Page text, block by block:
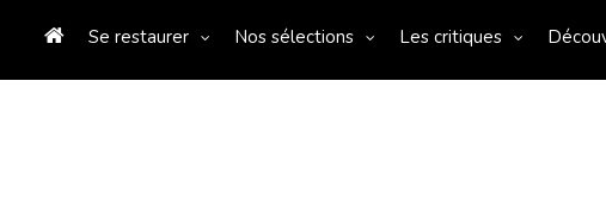
Se restaurer Nos sélections Les critiques